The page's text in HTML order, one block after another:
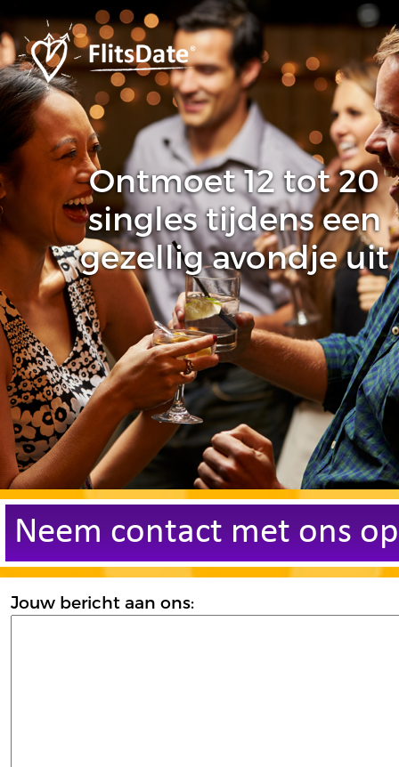
Ontmoet 12 tot 20
singles tijdens een
gezellig avondje uit
Neem contact met ons op
Jouw bericht aan ons: